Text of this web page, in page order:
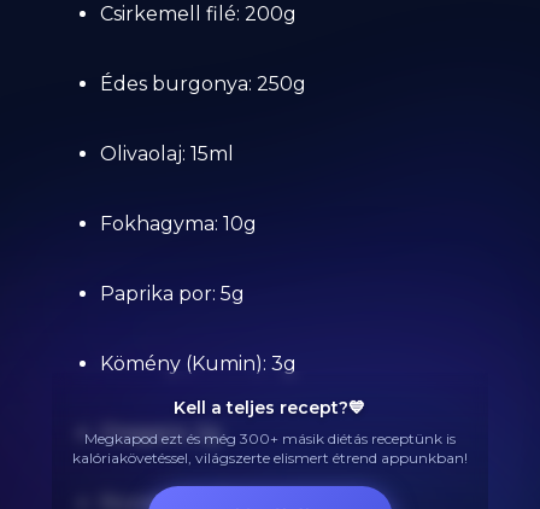
Csirkemell filé: 200g
Édes burgonya: 250g
Olivaolaj: 15ml
Fokhagyma: 10g
Paprika por: 5g
Kömény (Kumin): 3g
Oregano: 2g
Rozmaring: 2g
Kell a teljes recept?💙
Megkapod ezt és még 300+ másik diétás receptünk is
kalóriakövetéssel, világszerte elismert étrend appunkban!